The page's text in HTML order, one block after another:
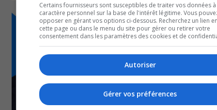
Certains fournisseurs sont susceptibles de traiter vos données à
caractère personnel sur la base de l'intérêt légitime. Vous
opposer en gérant vos options ci-dessous. Recherchez un lien
cette page ou dans le menu du site pour gérer ou retirer votre
consentement dans les paramètres des cookies et de
Autoriser
Gérer vos préférences